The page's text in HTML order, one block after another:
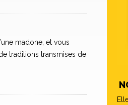
madone, et vous
traditions transmises de